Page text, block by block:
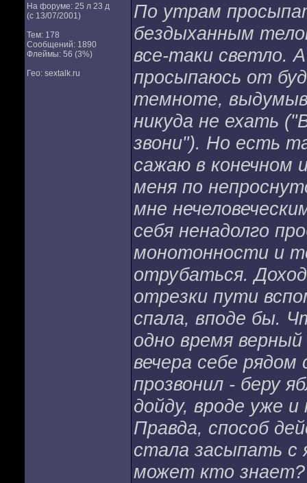
На форуме: 25 л 23 д
(с 13/07/2001)
Тем: 178
Сообщений: 1890
Флеймы: 56 (3%)
Гео: sextalk.ru
По утрам
бездыханным
все-таки светло.
просыпаюсь от
темноте,
никуда не ехать
звони"). Но есть
сажаю в конечном
меня по
мне
себя ненадолго
монотонности и
отрубаться.
отрезки пути
спала, вподе бы.
одно время
вечера себе рядом
прозвонил - беру
дойду, вроде уже
Правда, способ
стала засыпать с
может кто знает?